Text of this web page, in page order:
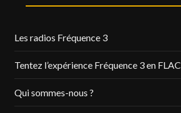
Les radios Fréquence 3
Tentez l’expérience Fréquence 3 en FLAC
Qui sommes-nous ?